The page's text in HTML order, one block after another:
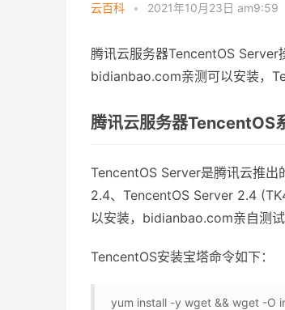
云百科 • 2021年10月23日 am9:59
腾讯云服务器TencentOS Server
bidianbao.com亲测可以安装，
腾讯云服务器TencentOS
TencentOS Server是腾讯云推
2.4、TencentOS Server 2.4
以安装，bidianbao.com亲自测
TencentOS安装宝塔命令如下：
yum install -y wget && wget -O